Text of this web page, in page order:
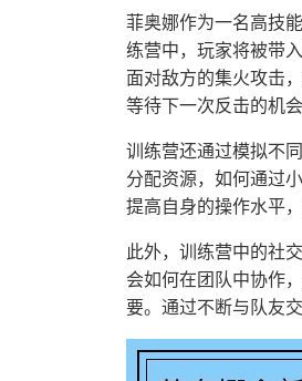
菲奥娜作为一名高技
练营中，玩家将被带
面对敌方的集火攻击
等待下一次反击的机会
训练营还通过模拟不
分配资源，如何通过
提高自身的操作水平
此外，训练营中的社
会如何在团队中协作
要。通过不断与队友